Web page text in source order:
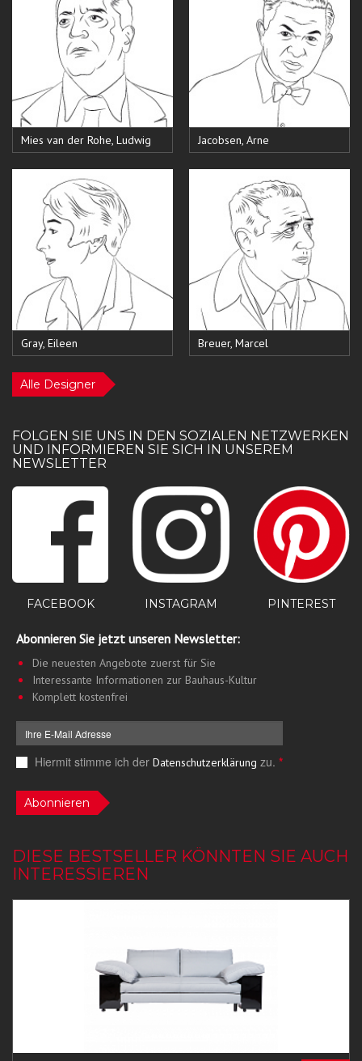
Mies van der Rohe, Ludwig Jacobsen, Arne
Gray, Eileen Breuer, Marcel
Alle Designer
FOLGEN SIE UNS IN DEN SOZIALEN NETZWERKEN
UND INFORMIEREN SIE SICH IN UNSEREM
NEWSLETTER
FACEBOOK INSTAGRAM PINTEREST
Abonnieren Sie jetzt unseren Newsletter:
Die neuesten Angebote zuerst für Sie
Interessante Informationen zur Bauhaus-Kultur
Komplett kostenfrei
Hiermit stimme ich der Datenschutzerklärung zu. *
Abonnieren
DIESE BESTSELLER KÖNNTEN SIE AUCH
INTERESSIEREN